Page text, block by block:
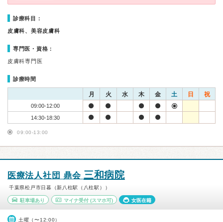
診療科目：
皮膚科、美容皮膚科
専門医・資格：
皮膚科専門医
診療時間
月 火 水 木 金 土 日 祝
09:00-12:00
14:30-18:30
09:00-13:00
医療法人社団 鼎会 三和病院
千葉県松戸市日暮（新八柱駅（八柱駅））
駐車場あり マイナ受付(スマホ可) 女医在籍
土曜（〜12:00）